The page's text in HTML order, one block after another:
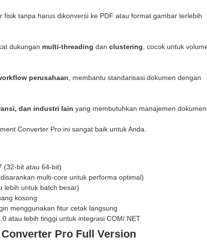
tanpa harus dikonversi ke PDF atau format gambar terlebih
dukungan multi-threading dan clustering , cocok untuk
perusahaan , membantu standarisasi dokumen dengan
dan industri lain yang membutuhkan manajemen dokumen
Converter Pro ini sangat baik untuk Anda.
(32-bit atau 64-bit)
multi-core untuk performa optimal)
lebih untuk batch besar)
kosong
menggunakan fitur cetak langsung
atau lebih tinggi untuk integrasi COM/.NET
Pro Full Version